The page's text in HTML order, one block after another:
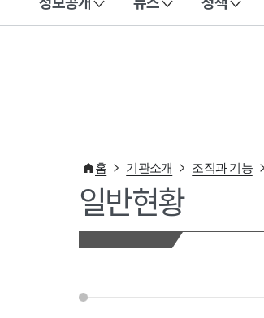
이 누리집은 대한민국 공식 전자정부 누리집입니다.
홈 기관소개 조직과 기능
일반현황